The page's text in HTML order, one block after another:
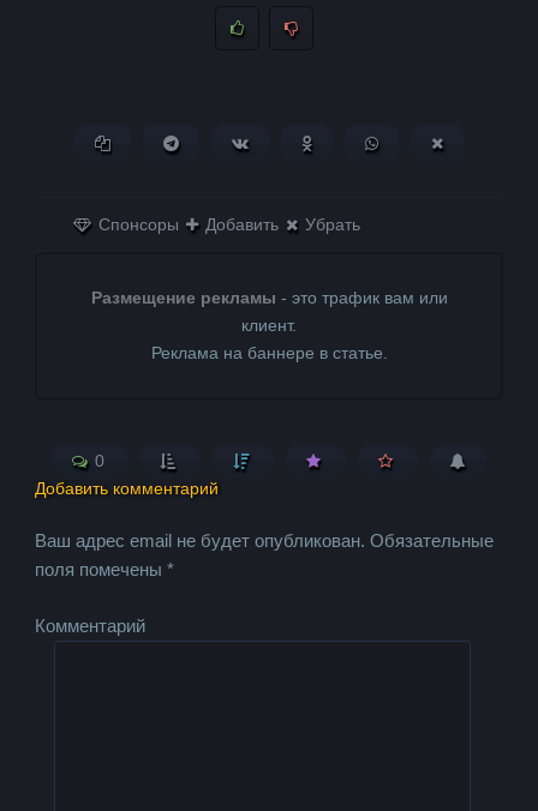
Копировать ссылкуПоделиться в Telegram
Поделиться ВКонтактеПоделиться в
Поделиться в
Спонсоры Добавить Убрать
Размещение рекламы - это трафик вам или
клиент.
Реклама на баннере в статье.
0
Добавить комментарий
Ваш адрес email не будет опубликован. Обязательные
поля помечены*
Комментарий